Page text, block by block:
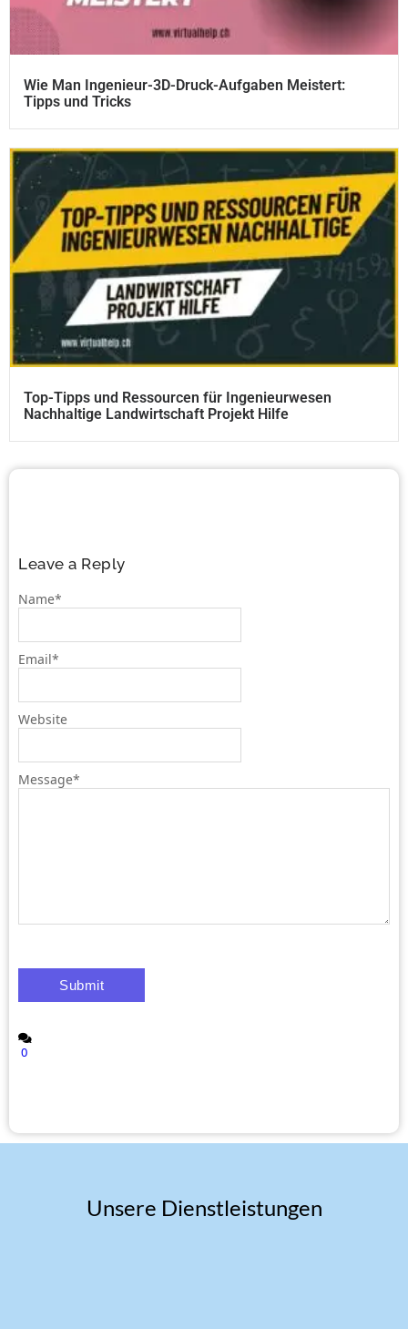
Wie Man Ingenieur-3D-Druck-Aufgaben Meistert:
Tipps und Tricks
Top-Tipps und Ressourcen für Ingenieurwesen
Nachhaltige Landwirtschaft Projekt Hilfe
Leave a Reply
Message*
Name*
Email*
Website
0
Unsere Dienstleistungen